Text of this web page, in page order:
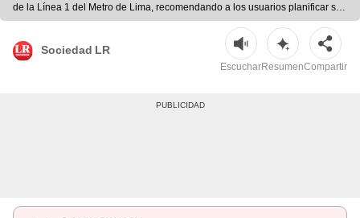
de la Línea 1 del Metro de Lima, recomendando a los usuarios planificar sus
viajes para evitar contratiempos. | Difusión
Sociedad LR
EscucharResumenCompartir